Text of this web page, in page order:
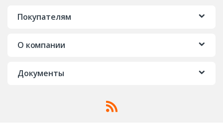
Покупателям
О компании
Документы